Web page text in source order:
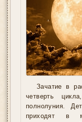
Зачатие в
четверть
полнолуния.
приходят в